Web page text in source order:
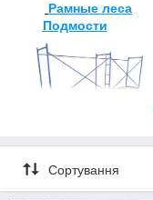
Рамные леса
Подмости
Сортування